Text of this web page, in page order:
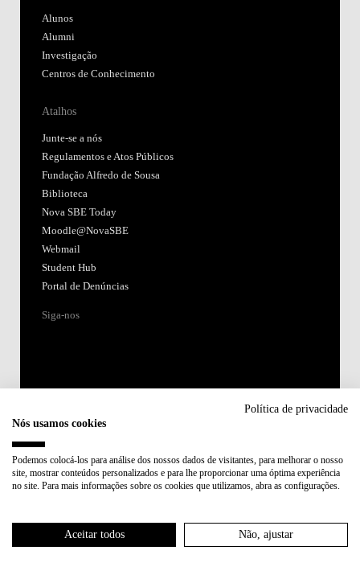
Alunos
Alumni
Investigação
Centros de Conhecimento
Atalhos
Junte-se a nós
Regulamentos e Atos Públicos
Fundação Alfredo de Sousa
Biblioteca
Nova SBE Today
Moodle@NovaSBE
Webmail
Student Hub
Portal de Denúncias
Siga-nos
Membro de:
Política de privacidade
Nós usamos cookies
Podemos colocá-los para análise dos nossos dados de visitantes, para melhorar o nosso
site, mostrar conteúdos personalizados e para lhe proporcionar uma óptima experiência
no site. Para mais informações sobre os cookies que utilizamos, abra as configurações.
Aceitar todos Não, ajustar